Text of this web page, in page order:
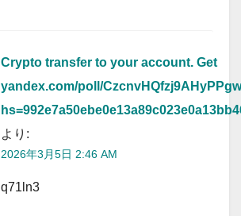
Crypto transfer to your account. Get
yandex.com/poll/
より:
2026年3月5日 2:46 AM
q71ln3